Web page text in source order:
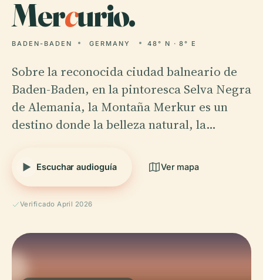
Mercurio.
BADEN-BADEN GERMANY 48° N · 8° E
Sobre la reconocida ciudad balneario de
Baden-Baden, en la pintoresca Selva Negra
de Alemania, la Montaña Merkur es un
destino donde la belleza natural, la…
Escuchar audioguía Ver mapa
Verificado April 2026